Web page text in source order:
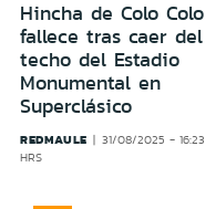
Hincha de Colo Colo
fallece tras caer del
techo del Estadio
Monumental en
Superclásico
REDMAULE
31/08/2025 - 16:23
HRS